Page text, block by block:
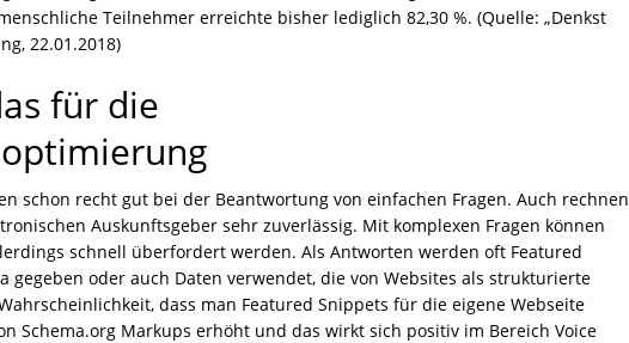
Teilnehmer erreichte bisher lediglich 82,30 %. (Quelle: „Denkst
22.01.2018)
für die
schon recht gut bei der Beantwortung von einfachen Fragen. Auch rechnen
Auskunftsgeber sehr zuverlässig. Mit komplexen Fragen können
schnell überfordert werden. Als Antworten werden oft Featured
gegeben oder auch Daten verwendet, die von Websites als strukturierte
dass man Featured Snippets für die eigene Webseite
Schema.org Markups erhöht und das wirkt sich positiv im Bereich Voice